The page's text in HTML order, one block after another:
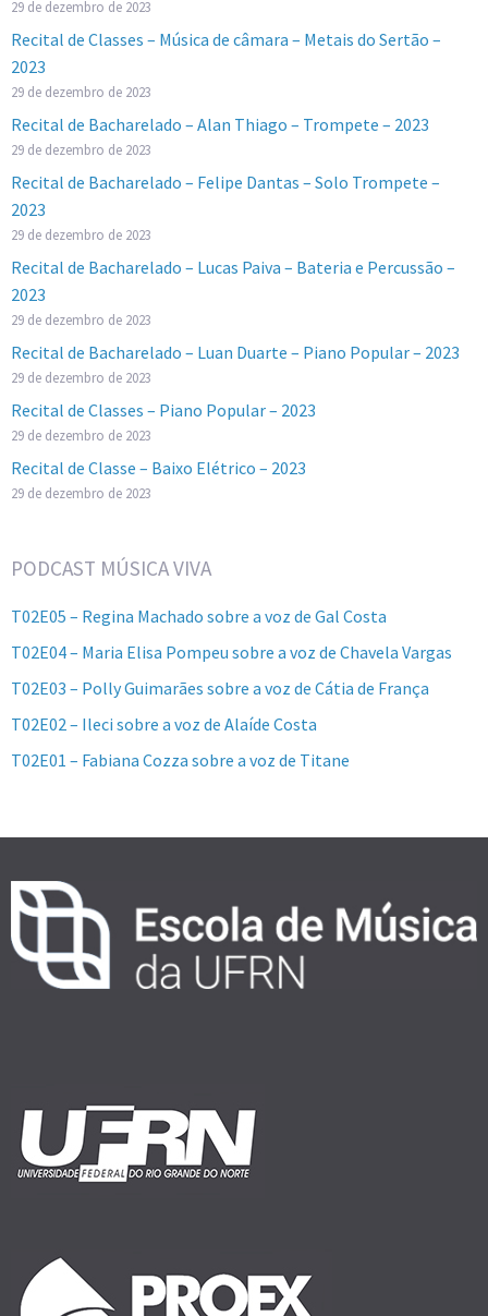
29 de dezembro de 2023
Recital de Classes – Música de câmara – Metais do Sertão –
2023
29 de dezembro de 2023
Recital de Bacharelado – Alan Thiago – Trompete – 2023
29 de dezembro de 2023
Recital de Bacharelado – Felipe Dantas – Solo Trompete –
2023
29 de dezembro de 2023
Recital de Bacharelado – Lucas Paiva – Bateria e Percussão –
2023
29 de dezembro de 2023
Recital de Bacharelado – Luan Duarte – Piano Popular – 2023
29 de dezembro de 2023
Recital de Classes – Piano Popular – 2023
29 de dezembro de 2023
Recital de Classe – Baixo Elétrico – 2023
29 de dezembro de 2023
PODCAST MÚSICA VIVA
T02E05 – Regina Machado sobre a voz de Gal Costa
T02E04 – Maria Elisa Pompeu sobre a voz de Chavela Vargas
T02E03 – Polly Guimarães sobre a voz de Cátia de França
T02E02 – Ileci sobre a voz de Alaíde Costa
T02E01 – Fabiana Cozza sobre a voz de Titane